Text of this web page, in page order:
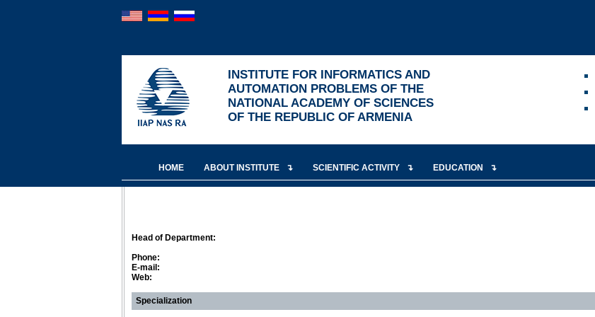
INSTITUTE FOR INFORMATICS AND
AUTOMATION PROBLEMS OF THE
NATIONAL ACADEMY OF SCIENCES
OF THE REPUBLIC OF ARMENIA
HOME ABOUT INSTITUTE SCIENTIFIC ACTIVITY EDUCATION
Head of Department:
Phone:
E-mail:
Web:
Specialization